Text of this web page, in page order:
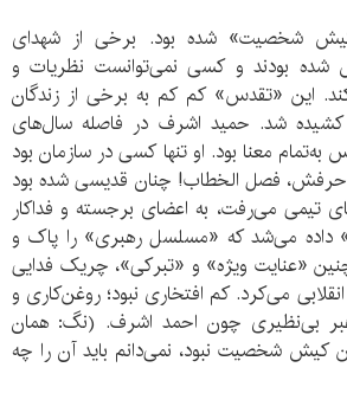
شخصیت» شده بود. برخی از شهدای
شده بودند و کسی نمی‌توانست نظریات و
این «تقدس» کم کم به برخی از زندگان
کشیده شد. حمید اشرف در فاصله سال‌های
یک قدیس به‌تمام معنا بود. او تنها کسی در سازمان بود
فصل الخطاب! چنان قدیسی شده بود
تیمی می‌رفت، به اعضای برجسته و فداکار
داده می‌شد که «مسلسل رهبری» را پاک و
«عنایت ویژه» و «تبرکی»، چریک فدایی
می‌کرد. کم افتخاری نبود؛ روغن‌کاری و
بی‌نظیری چون احمد اشرف. (نگ: همان
اگر این کیش شخصیت نبود، نمی‌دانم باید آن را چه